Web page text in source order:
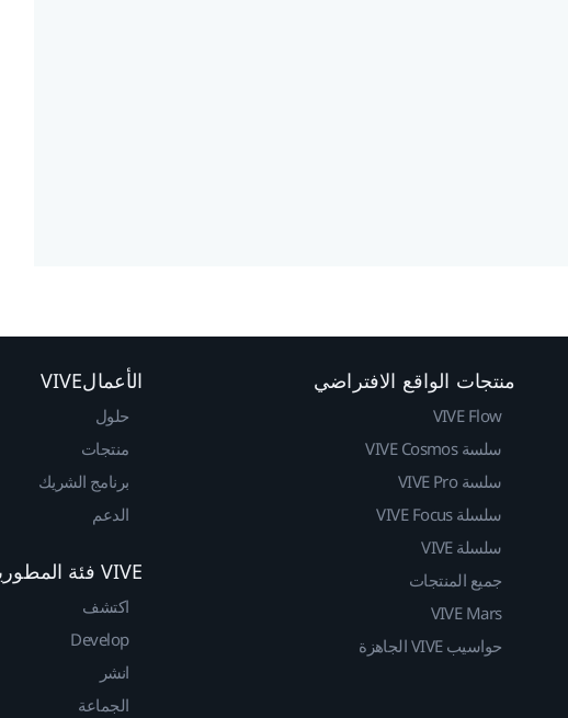
منتجات الواقع الافتراضي
VIVE Flow
سلسة VIVE Cosmos
سلسة VIVE Pro
سلسلة VIVE Focus
سلسلة VIVE
جميع المنتجات
VIVE Mars
حواسيب VIVE الجاهزة
الأعمالVIVE
حلول
منتجات
برنامج الشريك
الدعم
VIVE فئة المطوريين
اكتشف
Develop
انشر
الجماعة